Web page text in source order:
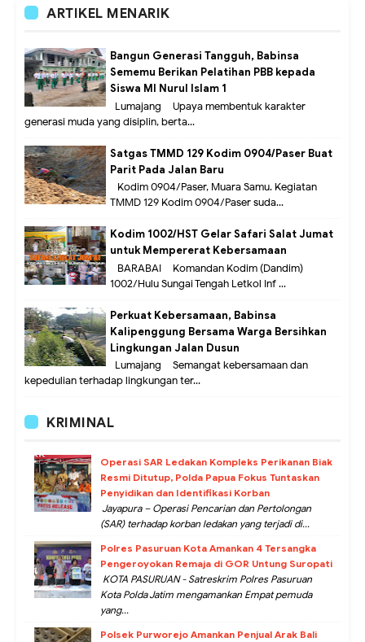
ARTIKEL MENARIK
Bangun Generasi Tangguh, Babinsa
Sememu Berikan Pelatihan PBB kepada
Siswa MI Nurul Islam 1
Lumajang – Upaya membentuk karakter
generasi muda yang disiplin, berta...
Satgas TMMD 129 Kodim 0904/Paser Buat
Parit Pada Jalan Baru
Kodim 0904/Paser, Muara Samu. Kegiatan
TMMD 129 Kodim 0904/Paser suda...
Kodim 1002/HST Gelar Safari Salat Jumat
untuk Mempererat Kebersamaan
BARABAI – Komandan Kodim (Dandim)
1002/Hulu Sungai Tengah Letkol Inf ...
Perkuat Kebersamaan, Babinsa
Kalipenggung Bersama Warga Bersihkan
Lingkungan Jalan Dusun
Lumajang – Semangat kebersamaan dan
kepedulian terhadap lingkungan ter...
KRIMINAL
Operasi SAR Ledakan Kompleks Perikanan Biak
Resmi Ditutup, Polda Papua Fokus Tuntaskan
Penyidikan dan Identifikasi Korban
Jayapura – Operasi Pencarian dan Pertolongan
(SAR) terhadap korban ledakan yang terjadi di...
Polres Pasuruan Kota Amankan 4 Tersangka
Pengeroyokan Remaja di GOR Untung Suropati
KOTA PASURUAN - Satreskrim Polres Pasuruan
Kota Polda Jatim mengamankan Empat pemuda
yang...
Polsek Purworejo Amankan Penjual Arak Bali